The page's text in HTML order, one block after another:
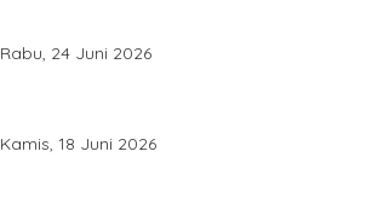
Rabu, 24 Juni 2026
Kamis, 18 Juni 2026